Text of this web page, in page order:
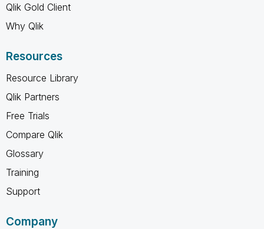
Qlik Gold Client
Why Qlik
Resources
Resource Library
Qlik Partners
Free Trials
Compare Qlik
Glossary
Training
Support
Company